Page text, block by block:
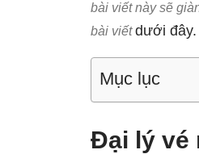
bài viết này sẽ
bài viếtdưới đây.
Mục lục
Đại lý vé